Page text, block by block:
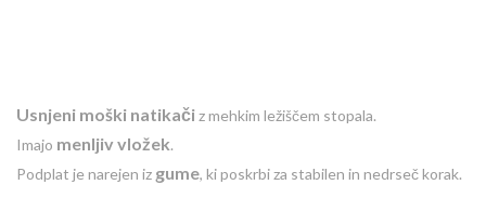
Usnjeni moški natikačiz mehkim ležiščem stopala.
Imajo menljiv vložek.
Podplat je narejen iz gume, ki poskrbi za stabilen in nedrseč korak.